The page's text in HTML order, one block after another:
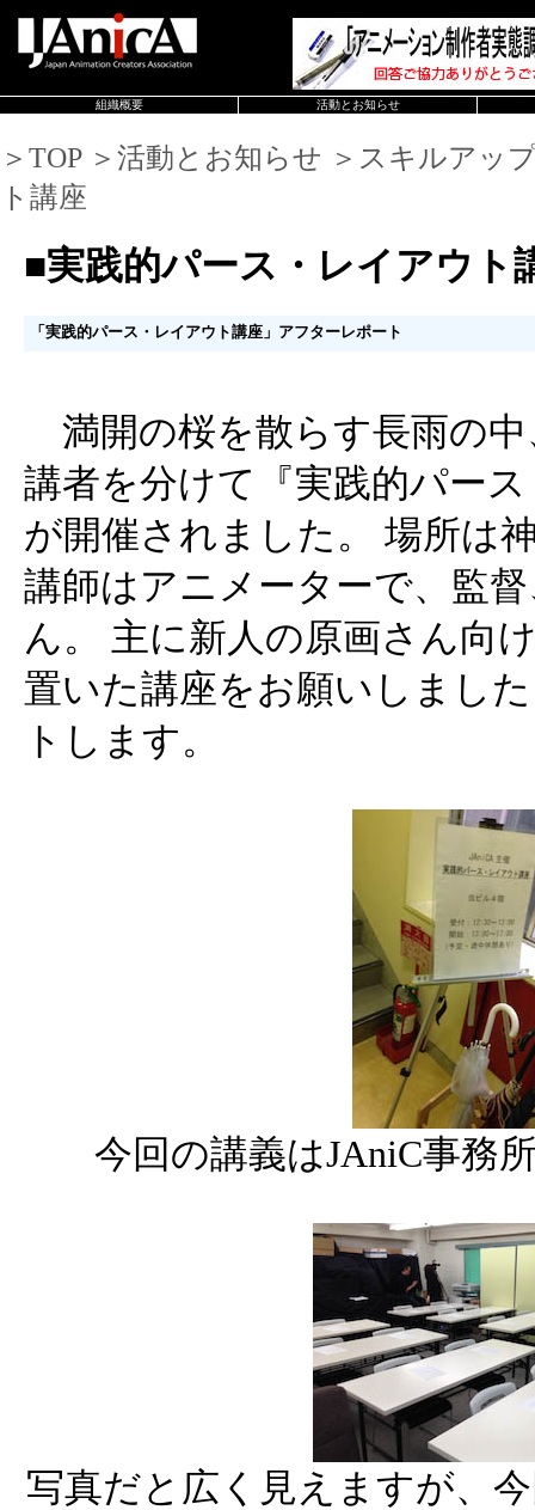
組織概要 活動とお知らせ
＞TOP ＞活動とお知らせ ＞スキルアッ
ト講座
■実践的パース・レイアウト
「実践的パース・レイアウト講座」アフターレポート
満開の桜を散らす長雨の中
講者を分けて『実践的パー
が開催されました。 場所は
講師はアニメーターで、監
ん。 主に新人の原画さん向
置いた講座をお願いしまし
トします。
今回の講義はJAniC事務
写真だと広く見えますが、